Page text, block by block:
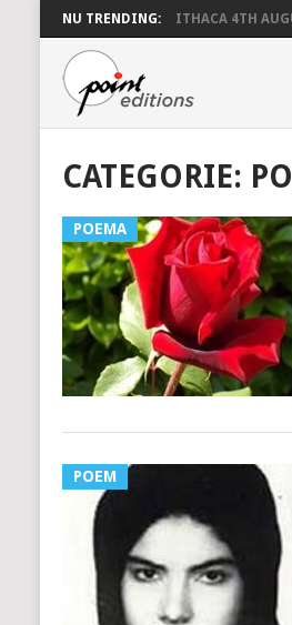
NU TRENDING: ITHACA 4TH
CATEGORIE:
POEMA
POEM